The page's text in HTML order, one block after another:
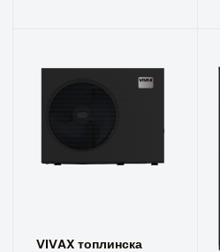
VIVAX топлинска